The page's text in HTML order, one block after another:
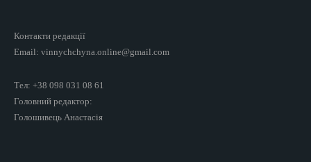
Контакти редакції
Email: vinnychchyna.online@gmail.com
Тел: +38 098 031 08 61
Головний редактор:
Голошивець Анастасія